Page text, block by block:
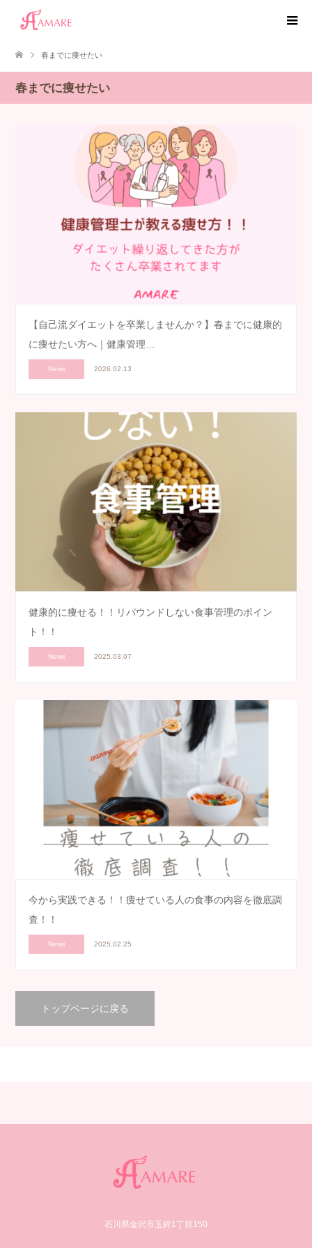
春までに痩せたい
春までに痩せたい
【自己流ダイエットを卒業しませんか？】春までに健康的
に痩せたい方へ｜健康管理…
News 2026.02.13
健康的に痩せる！！リバウンドしない食事管理のポイン
ト！！
News 2025.03.07
今から実践できる！！痩せている人の食事の内容を徹底調
査！！
News 2025.02.25
トップページに戻る
石川県金沢市玉鉾1丁目150